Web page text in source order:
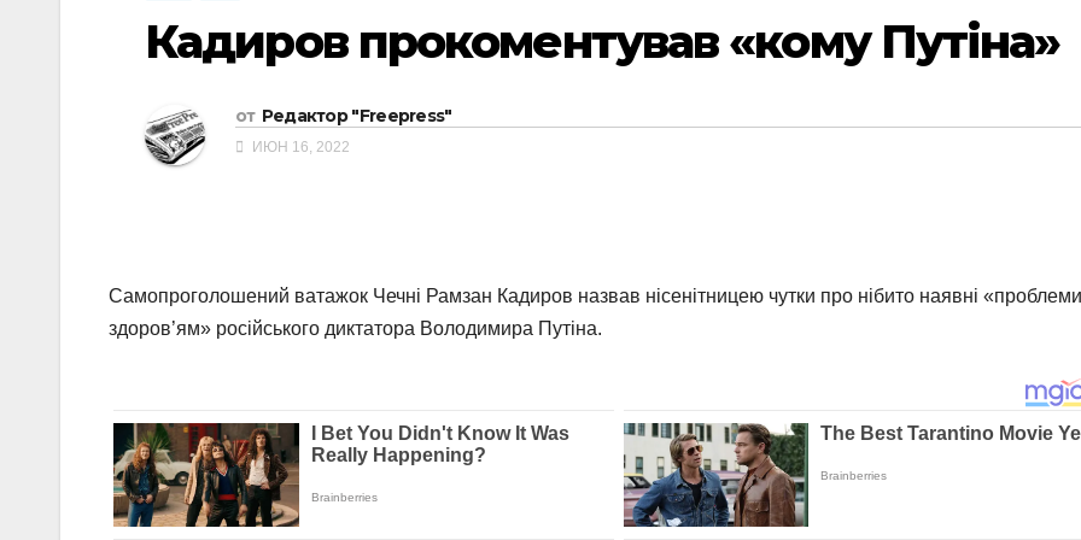
Кадиров прокоментував «кому Путіна»
от Редактор "Freepress"
ИЮН 16, 2022
Самопроголошений ватажок Чечні Рамзан Кадиров назвав нісенітницею чутки про нібито наявні «проблеми
здоров’ям» російського диктатора Володимира Путіна.